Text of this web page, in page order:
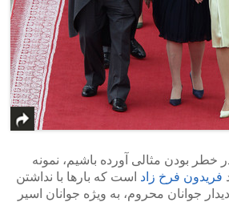
خطر بودن مثالی آورده باشیم، نمونه
فریدون فرخ زاد است که بارها با نداشتن
جوانان محروم، به ویژه جوانان اسیر